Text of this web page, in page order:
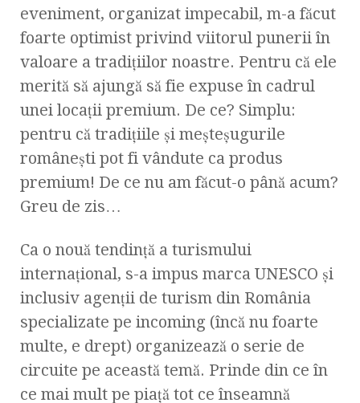
eveniment, organizat impecabil, m-a făcut
foarte optimist privind viitorul punerii în
valoare a tradiţiilor noastre. Pentru că ele
merită să ajungă să fie expuse în cadrul
unei locaţii premium. De ce? Simplu:
pentru că tradiţiile şi meşteşugurile
româneşti pot fi vândute ca produs
premium! De ce nu am făcut-o până acum?
Greu de zis…
Ca o nouă tendinţă a turismului
internaţional, s-a impus marca UNESCO şi
inclusiv agenţii de turism din România
specializate pe incoming (încă nu foarte
multe, e drept) organizează o serie de
circuite pe această temă. Prinde din ce în
ce mai mult pe piaţă tot ce înseamnă